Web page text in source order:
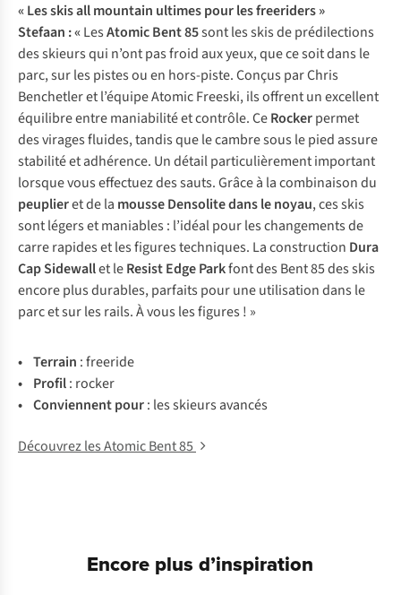
« Les skis all mountain ultimes pour les freeriders »
Stefaan : «LesAtomic Bent 85sont les skis de prédilections
des skieurs qui n’ont pas froid aux yeux, que ce soit dans le
parc, sur les pistes ou en hors-piste. Conçus par Chris
Benchetler et l’équipe Atomic Freeski, ils offrent un excellent
équilibre entre maniabilité et contrôle. CeRockerpermet
des virages fluides, tandis que le cambre sous le pied assure
stabilité et adhérence. Un détail particulièrement important
lorsque vous effectuez des sauts. Grâce à la combinaison du
peuplieret de la mousse Densolite dans le noyau, ces skis
sont légers et maniables : l’idéal pour les changements de
carre rapides et les figures techniques. La construction Dura
Cap Sidewallet leResist Edge Parkfont des Bent 85 des skis
encore plus durables, parfaits pour une utilisation dans le
parc et sur les rails. À vous les figures ! »
• Terrain :freeride
• Profil: rocker
• Conviennentpour: lesskieurs avancés
Découvrez les Atomic Bent 85
Encore plus d’inspiration